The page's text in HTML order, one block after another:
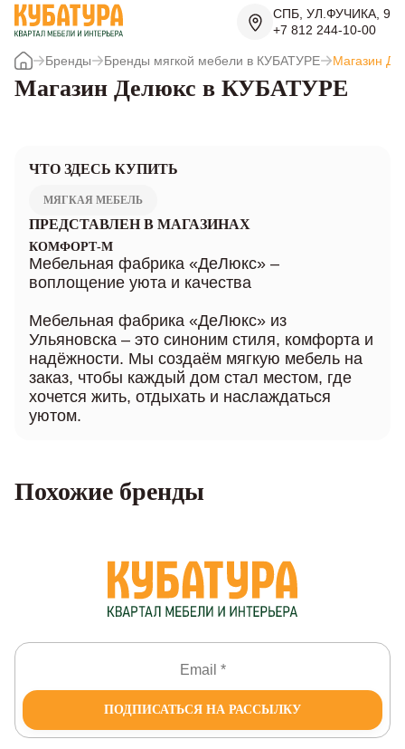
СПБ, УЛ.ФУЧИКА, 9
+7 812 244-10-00
Бренды Бренды мягкой мебели в КУБАТУРЕ Магазин
Магазин Делюкс в КУБАТУРЕ
ЧТО ЗДЕСЬ КУПИТЬ
МЯГКАЯ МЕБЕЛЬ
ПРЕДСТАВЛЕН В МАГАЗИНАХ
КОМФОРТ-М
Мебельная фабрика «ДеЛюкс» –
воплощение уюта и качества
Мебельная фабрика «ДеЛюкс» из
Ульяновска – это синоним стиля, комфорта и
надёжности. Мы создаём мягкую мебель на
заказ, чтобы каждый дом стал местом, где
хочется жить, отдыхать и наслаждаться
уютом.
Похожие бренды
ПОДПИСАТЬСЯ НА РАССЫЛКУ